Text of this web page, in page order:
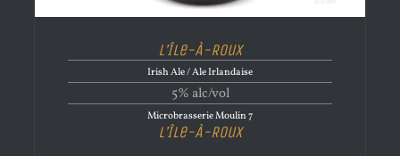
L’Île-À-Roux
Irish Ale / Ale Irlandaise
5% alc/vol
Microbrasserie Moulin 7
L’Île-À-Roux